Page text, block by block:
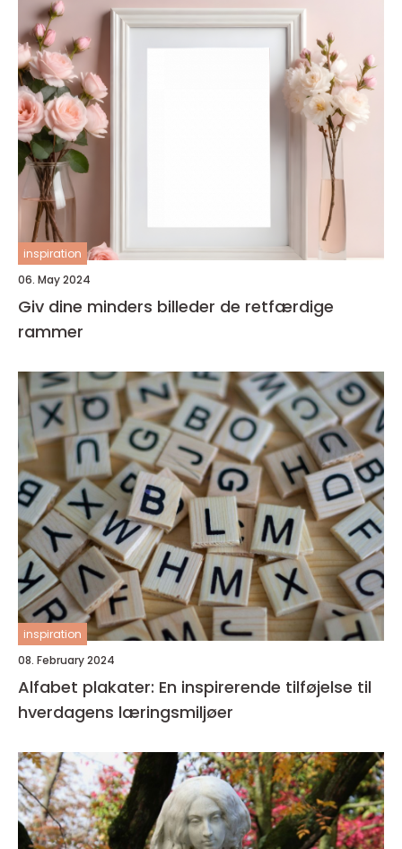
inspiration
06. May 2024
Giv dine minders billeder de retfærdige
rammer
inspiration
08. February 2024
Alfabet plakater: En inspirerende tilføjelse til
hverdagens læringsmiljøer